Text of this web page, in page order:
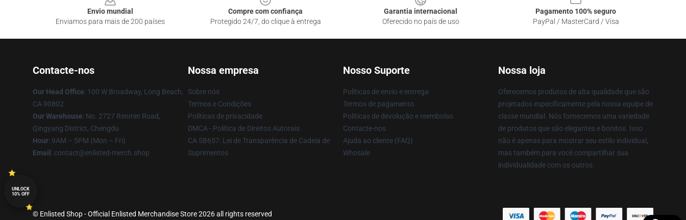
Envio mundial
Enviamos para mais de 200 países
Compre com confiança
Protegido 24/7, do clique à entrega
Garantia internacional
Oferecido no país de uso
Pagamento 100% seguro
PayPal / MasterCard / Visa
Contacte-nos
Our Head Office: 100 W Broadway, Long Beach,
CA 90802
Our Warehouse: No. 2727 Renmin Road,
Qingyang District, Chengdu
Hour: 9AM – 5PM (Mon – Fri)
Email : contact@enlisted-merch.shop
Nossa empresa
Sobre nós
Termos e Condições
Políticas de privacidade
DMCA - Política de Direitos Autorais
CA SB657: Lei de Transparência de Cadeia de
Suprimentos
Nosso Suporte
Políticas de envio e entrega
Termos de pagamento
Políticas de devolução e reembolso
Contacte-nos
Ajuda ao cliente (FAQ)
Whosale
Nossa loja
Oferecemos produtos de alta qualidade que são
projetados especificamente pela nossa equipe de
classe mundial. Nós fornecemos uma variedade
de produtos que são elegantes e bonitos. Isso
não é apenas para mostrar seu estilo individual,
mas também para você compartilhar sua
individualidade com os outros.
© Enlisted Shop - Official Enlisted Merchandise Store 2026 all rights reserved
UNLOCK
10% OFF